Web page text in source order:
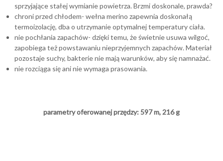
sprzyjające stałej wymianie powietrza. Brzmi doskonale, prawda?
chroni przed chłodem- wełna merino zapewnia doskonałą
termoizolację, dba o utrzymanie optymalnej temperatury ciała.
nie pochłania zapachów- dzięki temu, że świetnie usuwa wilgoć,
zapobiega też powstawaniu nieprzyjemnych zapachów. Materiał
pozostaje suchy, bakterie nie mają warunków, aby się namnażać.
nie rozciąga się ani nie wymaga prasowania.
parametry oferowanej przędzy: 597 m, 216 g